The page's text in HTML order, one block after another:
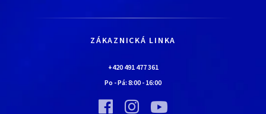
Kontaktní údaje
Bylo nebylo…
Vinný sklípek EURONA by Cerny
Bylo nebylo…
Jak nakupovat
Nejčastěji kladené dotazy
Upravit nastavení ochrany
ZÁKAZNICKÁ LINKA
+420 491 477 361
Po - Pá: 8:00 - 16:00